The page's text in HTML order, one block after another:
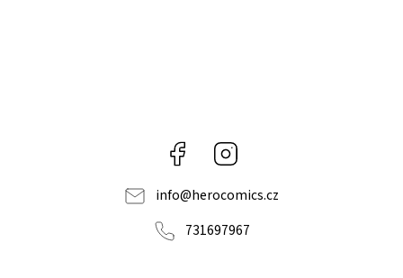
Facebook
info@herocomics.cz
731697967